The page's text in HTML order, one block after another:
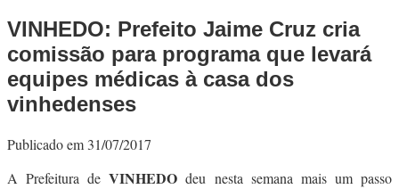
VINHEDO: Prefeito Jaime Cruz cria
comissão para programa que levará
equipes médicas à casa dos
vinhedenses
Publicado em 31/07/2017
A Prefeitura deVINHEDO deu nesta semana mais um passo